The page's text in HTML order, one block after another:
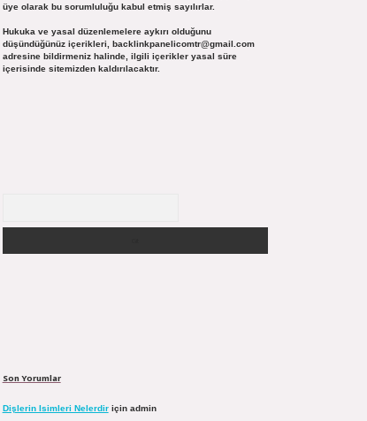
üye olarak bu sorumluluğu kabul etmiş sayılırlar.
Hukuka ve yasal düzenlemelere aykırı olduğunu
düşündüğünüz içerikleri, backlinkpanelicomtr@gmail.com
adresine bildirmeniz halinde, ilgili içerikler yasal süre
içerisinde sitemizden kaldırılacaktır.
Son Yorumlar
Dişlerin Isimleri Nelerdiriçin admin